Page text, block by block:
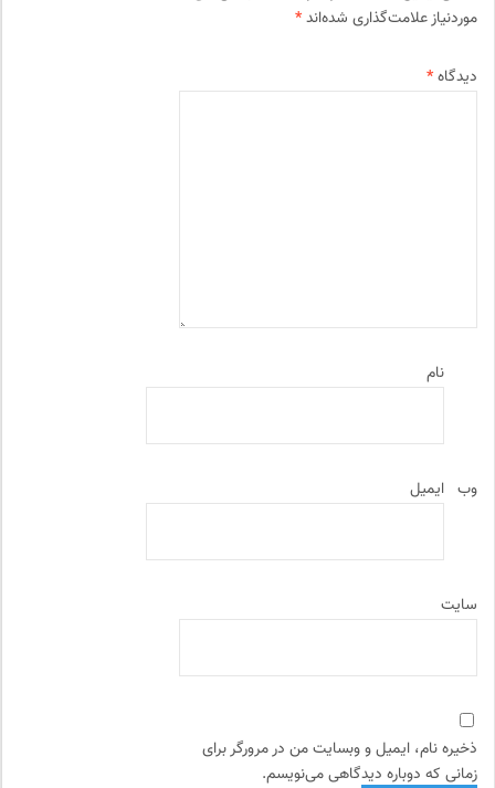
موردنیاز علامت‌گذاری شده‌اند*
دیدگاه*
نام
ایمیل وب‌
سایت
ذخیره نام، ایمیل و وبسایت من در مرورگر برای
زمانی که دوباره دیدگاهی می‌نویسم.